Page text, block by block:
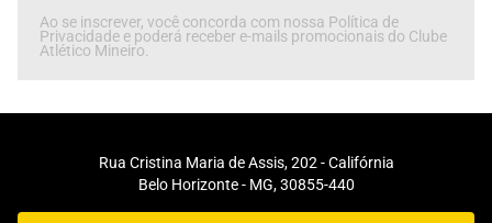
Ao se inscrever, você concorda com nossa Política de
Privacidade e poderá receber e-mails promocionais do Clube
Atlético Mineiro.
Rua Cristina Maria de Assis, 202 - Califórnia
Belo Horizonte - MG, 30855-440